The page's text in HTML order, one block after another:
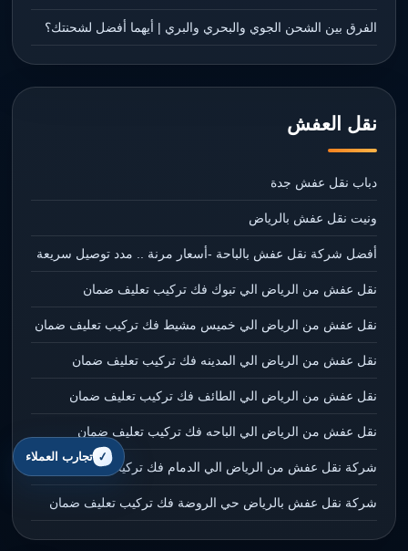
الفرق بين الشحن الجوي والبحري والبري | أيهما أفضل لشحنتك؟
نقل العفش
دباب نقل عفش جدة
ونيت نقل عفش بالرياض
أفضل شركة نقل عفش بالباحة -أسعار مرنة .. مدد توصيل سريعة
نقل عفش من الرياض الي تبوك فك تركيب تعليف ضمان
نقل عفش من الرياض الي خميس مشيط فك تركيب تعليف ضمان
نقل عفش من الرياض الي المدينه فك تركيب تعليف ضمان
نقل عفش من الرياض الي الطائف فك تركيب تعليف ضمان
نقل عفش من الرياض الي الباحه فك تركيب تعليف ضمان
شركة نقل عفش من الرياض الي الدمام فك تركيب تعليف ضمان
شركة نقل عفش بالرياض حي الروضة فك تركيب تعليف ضمان
تجارب العملاء